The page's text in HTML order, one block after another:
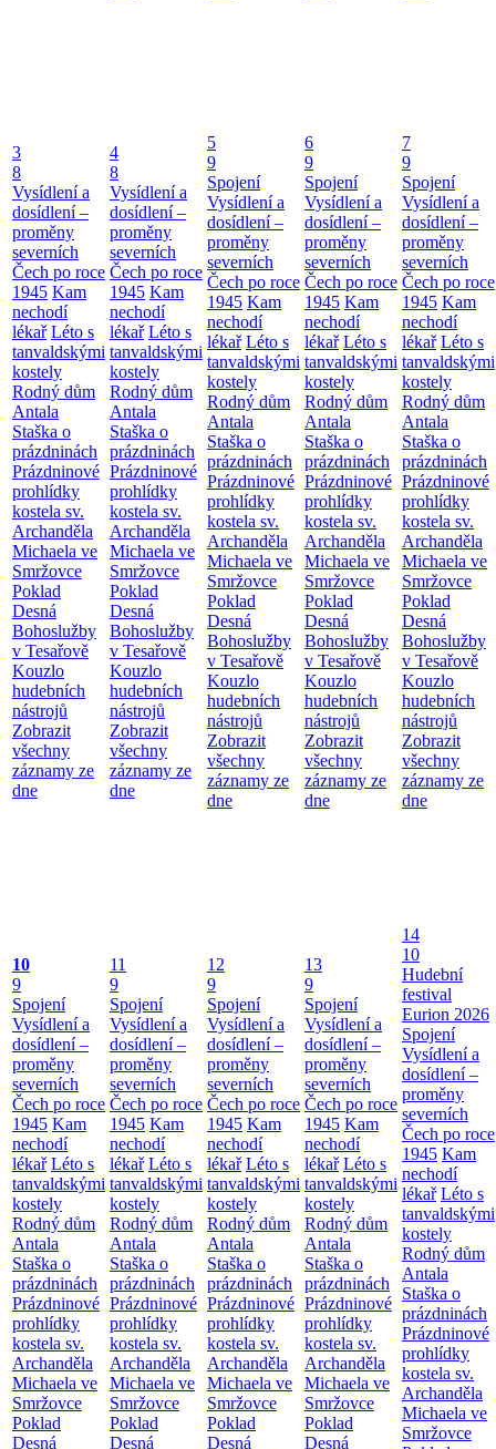
3
8
Vysídlení a
dosídlení –
proměny
severních
Čech po roce
1945 Kam
nechodí
lékař Léto s
tanvaldskými
kostely
Rodný dům
Antala
Staška o
prázdninách
Prázdninové
prohlídky
kostela sv.
Archanděla
Michaela ve
Smržovce
Poklad
Desná
Bohoslužby
v Tesařově
Kouzlo
hudebních
nástrojů
Zobrazit
všechny
záznamy ze
dne
4
8
Vysídlení a
dosídlení –
proměny
severních
Čech po roce
1945 Kam
nechodí
lékař Léto s
tanvaldskými
kostely
Rodný dům
Antala
Staška o
prázdninách
Prázdninové
prohlídky
kostela sv.
Archanděla
Michaela ve
Smržovce
Poklad
Desná
Bohoslužby
v Tesařově
Kouzlo
hudebních
nástrojů
Zobrazit
všechny
záznamy ze
dne
5
9
Spojení
Vysídlení a
dosídlení –
proměny
severních
Čech po roce
1945 Kam
nechodí
lékař Léto s
tanvaldskými
kostely
Rodný dům
Antala
Staška o
prázdninách
Prázdninové
prohlídky
kostela sv.
Archanděla
Michaela ve
Smržovce
Poklad
Desná
Bohoslužby
v Tesařově
Kouzlo
hudebních
nástrojů
Zobrazit
všechny
záznamy ze
dne
6
9
Spojení
Vysídlení a
dosídlení –
proměny
severních
Čech po roce
1945 Kam
nechodí
lékař Léto s
tanvaldskými
kostely
Rodný dům
Antala
Staška o
prázdninách
Prázdninové
prohlídky
kostela sv.
Archanděla
Michaela ve
Smržovce
Poklad
Desná
Bohoslužby
v Tesařově
Kouzlo
hudebních
nástrojů
Zobrazit
všechny
záznamy ze
dne
7
9
Spojení
Vysídlení a
dosídlení –
proměny
severních
Čech po roce
1945 Kam
nechodí
lékař Léto s
tanvaldskými
kostely
Rodný dům
Antala
Staška o
prázdninách
Prázdninové
prohlídky
kostela sv.
Archanděla
Michaela ve
Smržovce
Poklad
Desná
Bohoslužby
v Tesařově
Kouzlo
hudebních
nástrojů
Zobrazit
všechny
záznamy ze
dne
10
9
Spojení
Vysídlení a
dosídlení –
proměny
severních
Čech po roce
1945 Kam
nechodí
lékař Léto s
tanvaldskými
kostely
Rodný dům
Antala
Staška o
prázdninách
Prázdninové
prohlídky
kostela sv.
Archanděla
Michaela ve
Smržovce
Poklad
Desná
11
9
Spojení
Vysídlení a
dosídlení –
proměny
severních
Čech po roce
1945 Kam
nechodí
lékař Léto s
tanvaldskými
kostely
Rodný dům
Antala
Staška o
prázdninách
Prázdninové
prohlídky
kostela sv.
Archanděla
Michaela ve
Smržovce
Poklad
Desná
12
9
Spojení
Vysídlení a
dosídlení –
proměny
severních
Čech po roce
1945 Kam
nechodí
lékař Léto s
tanvaldskými
kostely
Rodný dům
Antala
Staška o
prázdninách
Prázdninové
prohlídky
kostela sv.
Archanděla
Michaela ve
Smržovce
Poklad
Desná
13
9
Spojení
Vysídlení a
dosídlení –
proměny
severních
Čech po roce
1945 Kam
nechodí
lékař Léto s
tanvaldskými
kostely
Rodný dům
Antala
Staška o
prázdninách
Prázdninové
prohlídky
kostela sv.
Archanděla
Michaela ve
Smržovce
Poklad
Desná
14
10
Hudební
festival
Eurion 2026
Spojení
Vysídlení a
dosídlení –
proměny
severních
Čech po roce
1945 Kam
nechodí
lékař Léto s
tanvaldskými
kostely
Rodný dům
Antala
Staška o
prázdninách
Prázdninové
prohlídky
kostela sv.
Archanděla
Michaela ve
Smržovce